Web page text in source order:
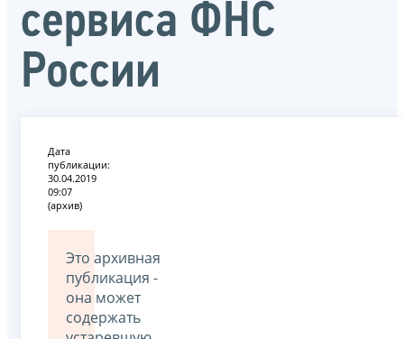
сервиса ФНС
России
Дата
публикации:
30.04.2019
09:07
(архив)
Это архивная
публикация -
она может
содержать